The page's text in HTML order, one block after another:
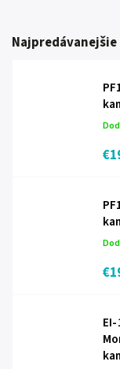
Najpredávanejšie